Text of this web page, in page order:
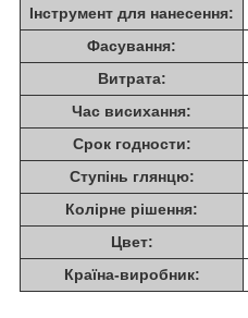
Інструмент для нанесення:
Фасування:
Витрата:
Час висихання:
Срок годности:
Ступінь глянцю:
Колірне рішення:
Цвет:
Країна-виробник: